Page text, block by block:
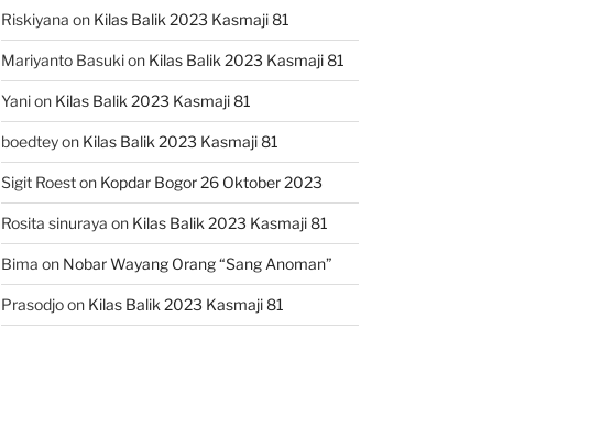
Riskiyana on Kilas Balik 2023 Kasmaji 81
Mariyanto Basukion Kilas Balik 2023 Kasmaji 81
Yanion Kilas Balik 2023 Kasmaji 81
boedteyon Kilas Balik 2023 Kasmaji 81
Sigit Roeston Kopdar Bogor 26 Oktober 2023
Rosita sinuraya on Kilas Balik 2023 Kasmaji 81
Bima on Nobar Wayang Orang “Sang Anoman”
Prasodjoon Kilas Balik 2023 Kasmaji 81